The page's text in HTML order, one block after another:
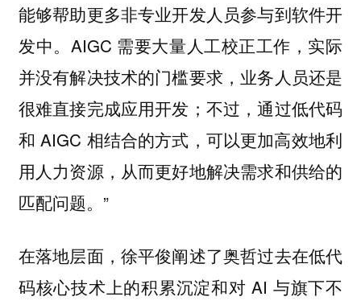
能够帮助更多非专业开发人员参与到软件开
发中。AIGC 需要大量人工校正工作，实际
并没有解决技术的门槛要求，业务人员还是
很难直接完成应用开发；不过，通过低代码
和 AIGC 相结合的方式，可以更加高效地利
用人力资源，从而更好地解决需求和供给的
匹配问题。”
在落地层面，徐平俊阐述了奥哲过去在低代
码核心技术上的积累沉淀和对 AI 与旗下不